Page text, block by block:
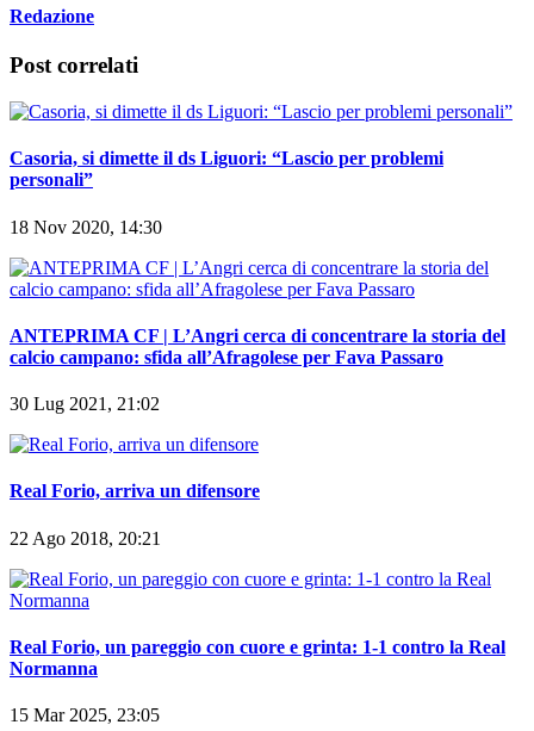
Redazione
Post correlati
Casoria, si dimette il ds Liguori: “Lascio per problemi
personali”
18 Nov 2020, 14:30
ANTEPRIMA CF | L’Angri cerca di concentrare la storia del
calcio campano: sfida all’Afragolese per Fava Passaro
30 Lug 2021, 21:02
Real Forio, arriva un difensore
22 Ago 2018, 20:21
Real Forio, un pareggio con cuore e grinta: 1-1 contro la Real
Normanna
15 Mar 2025, 23:05